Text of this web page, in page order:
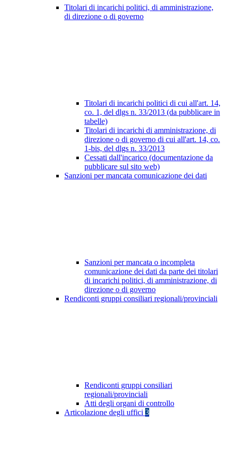
Titolari di incarichi politici, di amministrazione,
di direzione o di governo
Titolari di incarichi politici di cui all'art. 14,
co. 1, del dlgs n. 33/2013 (da pubblicare in
tabelle)
Titolari di incarichi di amministrazione, di
direzione o di governo di cui all'art. 14, co.
1-bis, del dlgs n. 33/2013
Cessati dall'incarico (documentazione da
pubblicare sul sito web)
Sanzioni per mancata comunicazione dei dati
Sanzioni per mancata o incompleta
comunicazione dei dati da parte dei titolari
di incarichi politici, di amministrazione, di
direzione o di governo
Rendiconti gruppi consiliari regionali/provinciali
Rendiconti gruppi consiliari
regionali/provinciali
Atti degli organi di controllo
Articolazione degli uffici 3